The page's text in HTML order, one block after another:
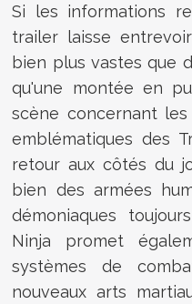
Si les informations
trailer laisse
bien plus vastes que
qu'une montée en
scène concernant
emblématiques des
retour aux côtés du
bien des armées
démoniaques
Ninja promet
systèmes de
nouveaux arts